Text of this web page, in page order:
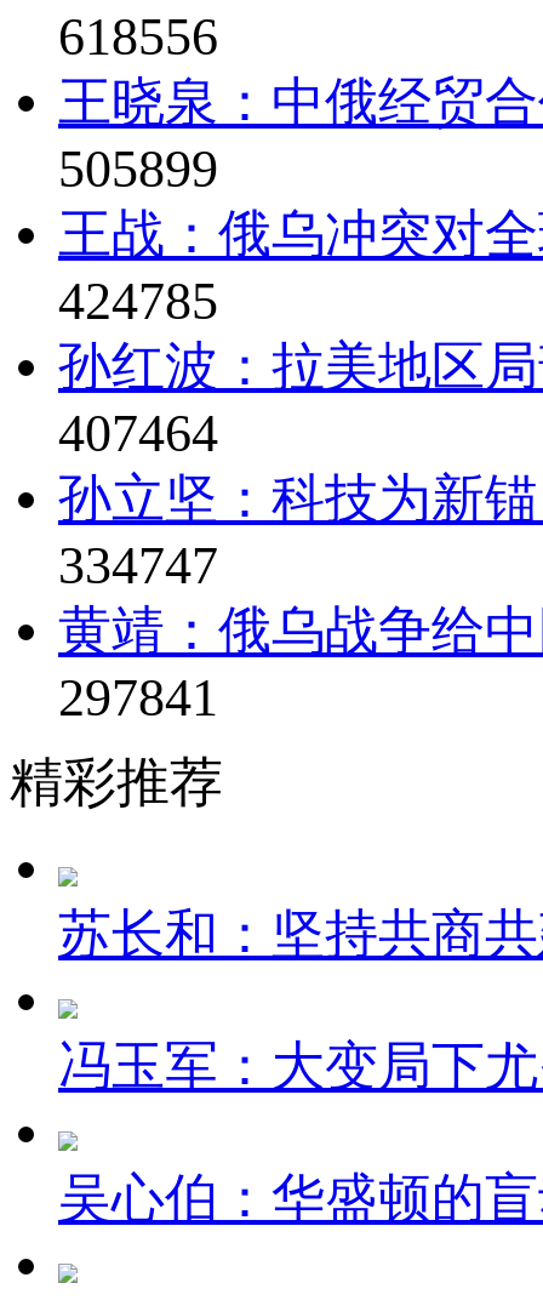
618556
王晓泉：中俄经贸
505899
王战：俄乌冲突对
424785
孙红波：拉美地区
407464
孙立坚：科技为新
334747
黄靖：俄乌战争给
297841
精彩推荐
苏长和：坚持共商
冯玉军：大变局下
吴心伯：华盛顿的